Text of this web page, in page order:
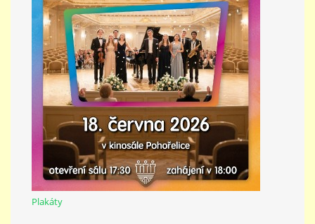
DOTACE
GDPR
ZUŠ Pohořelice
Školní 462
Pohořelice
691 23
Plakáty